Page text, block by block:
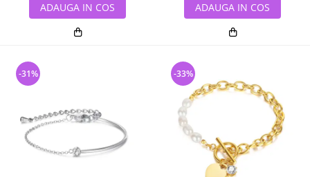
ADAUGA IN COS ADAUGA IN COS
-31% -33%